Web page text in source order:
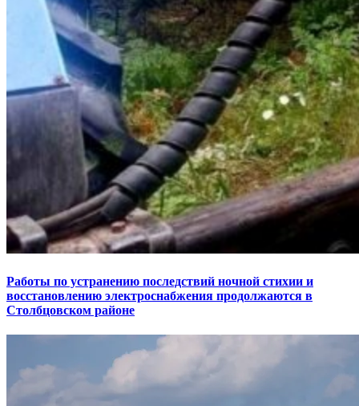
Работы по устранению последствий ночной стихии и
восстановлению электроснабжения продолжаются в
Столбцовском районе